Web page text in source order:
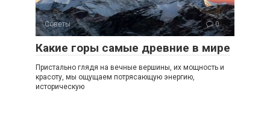
Советы 0
Какие горы самые древние в мире
Пристально глядя на вечные вершины, их мощность и
красоту, мы ощущаем потрясающую энергию,
историческую